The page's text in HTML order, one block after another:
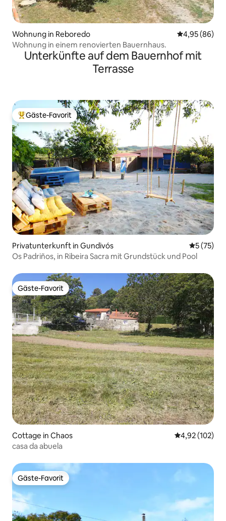
Wohnung in Reboredo
4,95 (86)
Wohnung in einem renovierten Bauernhaus.
Unterkünfte auf dem Bauernhof mit
Terrasse
Beliebter Gäste-Favorit.
Gäste-Favorit
Privatunterkunft in Gundivós
5 (75)
Os Padriños, in Ribeira Sacra mit Grundstück und Pool
Gäste-Favorit
Gäste-Favorit
Cottage in Chaos
4,92 (102)
casa da abuela
Gäste-Favorit
Gäste-Favorit